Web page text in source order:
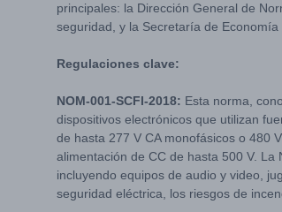
principales: la Dirección General de
seguridad, y la Secretaría de
Regulaciones clave:
NOM-001-SCFI-2018: Esta norma,
dispositivos electrónicos que utilizan
de hasta 277 V CA monofásicos o 480
alimentación de CC de hasta 500 V.
incluyendo equipos de audio y video,
seguridad eléctrica, los riesgos de